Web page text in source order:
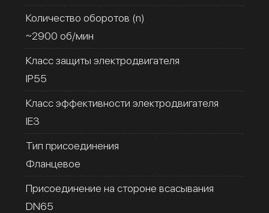
Количество оборотов (n)
~2900 об/мин
Класс защиты электродвигателя
IP55
Класс эффективности электродвигателя
IE3
Тип присоединения
Фланцевое
Присоединение на стороне всасывания
DN65